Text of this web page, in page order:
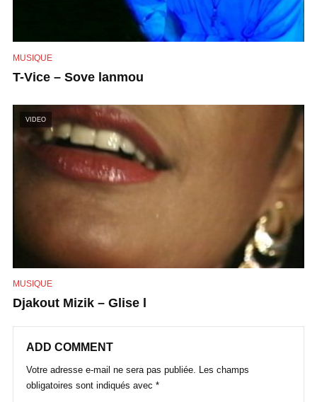
MUSIQUE
T-Vice – Sove lanmou
VIDEO
MUSIQUE
Djakout Mizik – Glise l
ADD COMMENT
Votre adresse e-mail ne sera pas publiée. Les champs
obligatoires sont indiqués avec *